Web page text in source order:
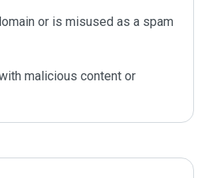
or is misused as a spam
malicious content or